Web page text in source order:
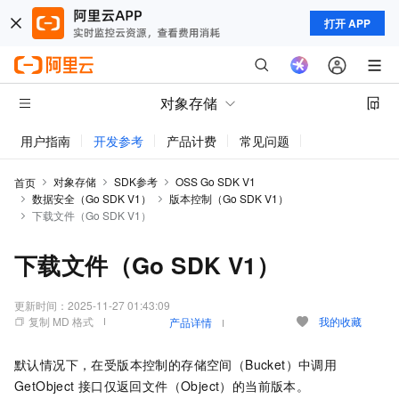
打开 APP
对象存储
用户指南 开发参考 产品计费 常见问题
首页 对象存储 SDK参考
OSS Go SDK V1
数据安全（Go SDK V1）
版本控制（Go SDK V1）
下载文件（Go SDK V1）
下载文件（Go SDK V1）
更新时间： 2025-11-27 01:43:09
复制 MD 格式
产品详情 我的收藏
默认情况下，在受版本控制的存储空间（Bucket）中调用
GetObject 接口仅返回文件（Object）的当前版本。